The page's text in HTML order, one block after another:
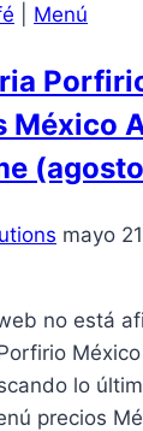
Menú
México
mayo
no está
lo
precios